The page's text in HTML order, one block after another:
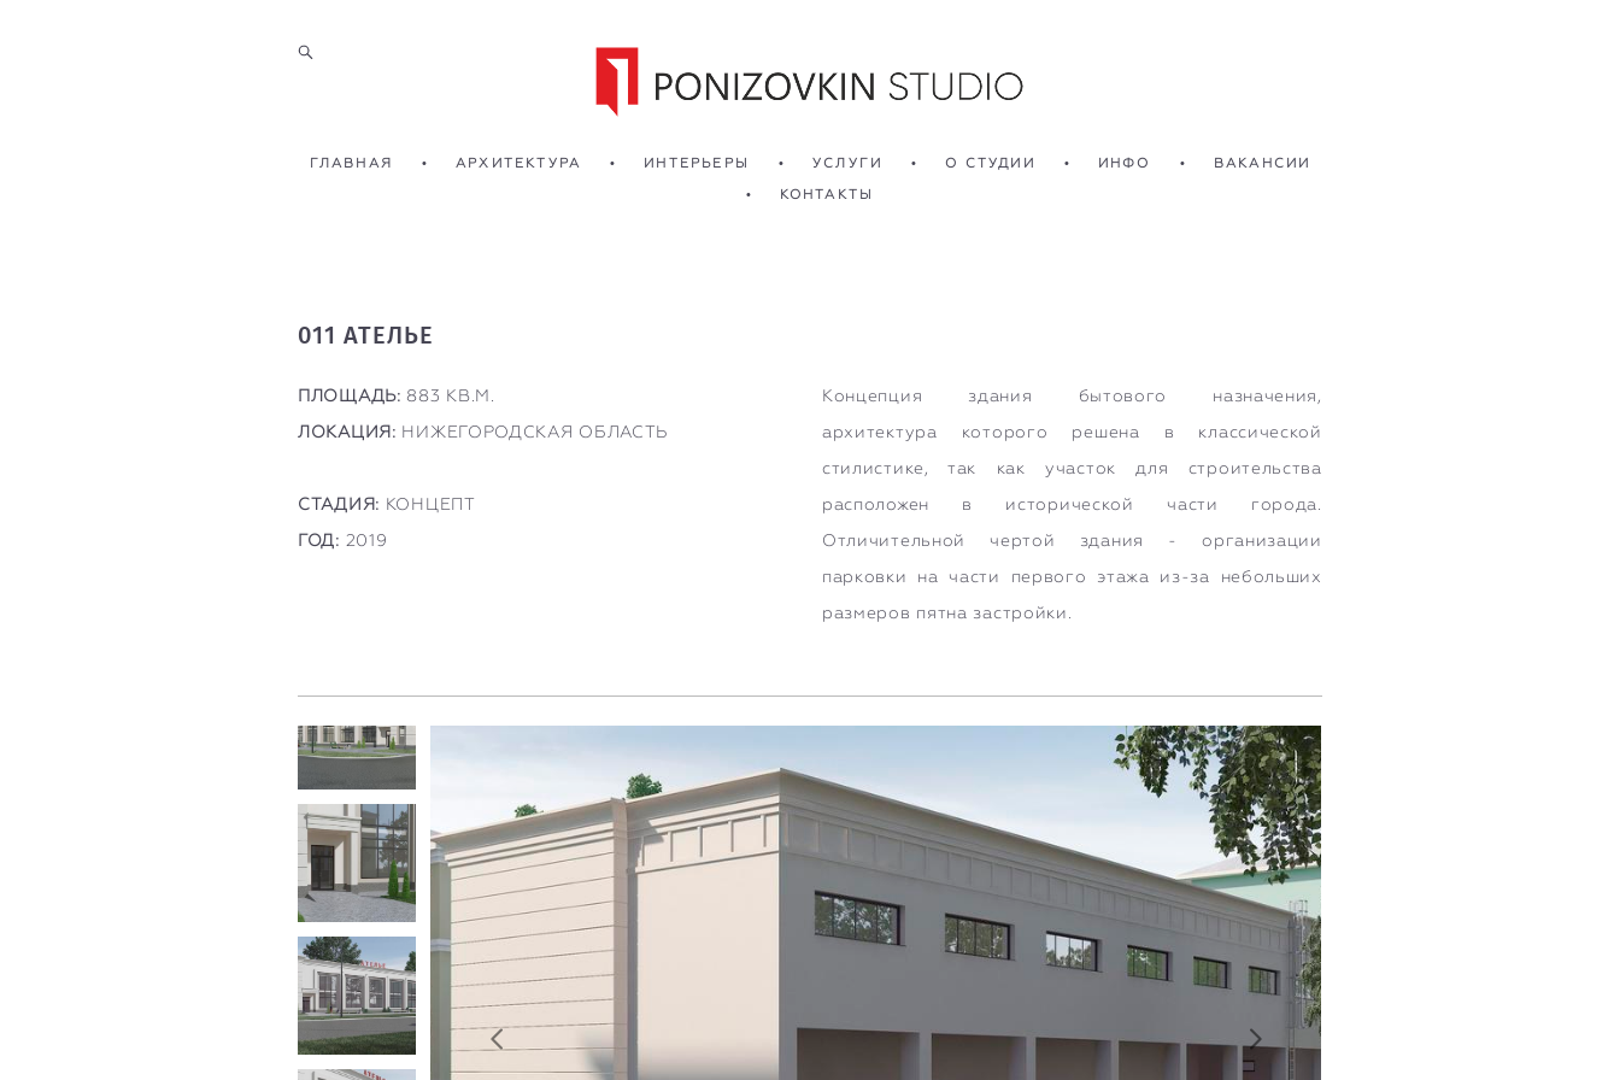
ГЛАВНАЯ • АРХИТЕКТУРА • ИНТЕРЬЕРЫ • УСЛУГИ • О СТУДИИ • ИНФО •
ВАКАНСИИ
•
КОНТАКТЫ
011 АТЕЛЬЕ
ПЛОЩАДЬ: 883 КВ.М.
ЛОКАЦИЯ: НИЖЕГОРОДСКАЯ ОБЛАСТЬ
СТАДИЯ: КОНЦЕПТ
ГОД: 2019
Концепция здания бытового назначения,
архитектура которого решена в классической
стилистике, так как участок для строительства
расположен в исторической части города.
Отличительной чертой здания - организации
парковки на части первого этажа из-за небольших
размеров пятна застройки.